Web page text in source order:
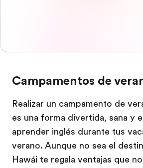
Campamentos de
Realizar un campamento de
es una forma divertida, sana y
aprender inglés durante tus
verano. Aunque no sea el
Hawái te regala ventajas que